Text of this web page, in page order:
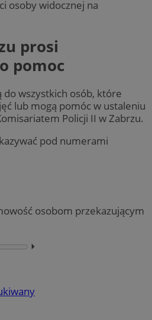
osoby widocznej na
prosi
pomoc
do wszystkich osób, które
lub mogą pomóc w ustaleniu
Policji II w Zabrzu.
pod numerami
osobom przekazującym
⏵︎